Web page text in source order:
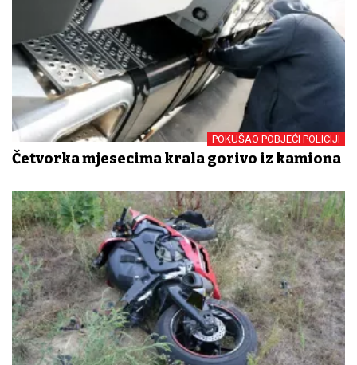
POKUŠAO POBJEĆI POLICIJI
Četvorka mjesecima krala gorivo iz kamiona